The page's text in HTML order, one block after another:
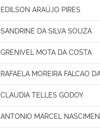
EDILSON ARAÚJO PIRES
SANDRINE DA SILVA SOUZA
GRENIVEL MOTA DA COSTA
RAFAELA MOREIRA FALCAO
CLAUDIA TELLES GODOY
ANTONIO MARCEL